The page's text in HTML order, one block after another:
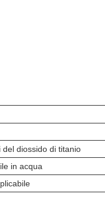
del diossido di titanio
in acqua